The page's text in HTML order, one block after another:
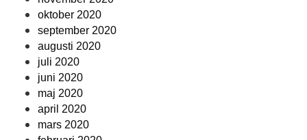
oktober 2020
september 2020
augusti 2020
juli 2020
juni 2020
maj 2020
april 2020
mars 2020